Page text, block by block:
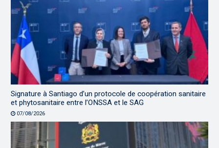
Signature à Santiago d’un protocole de coopération sanitaire
et phytosanitaire entre l’ONSSA et le SAG
07/08/2026